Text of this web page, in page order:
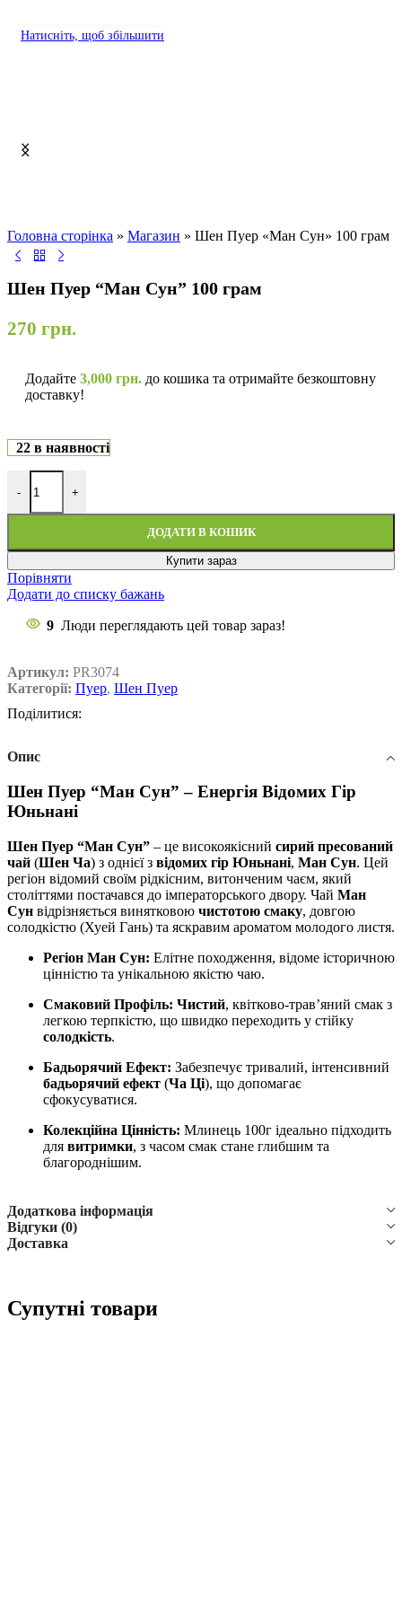
Натисніть, щоб збільшити
Головна сторінка » Магазин » Шен Пуер «Ман Сун» 100 грам
Шен Пуер “Ман Сун” 100 грам
270 грн.
Додайте 3,000 грн. до кошика та отримайте безкоштовну
доставку!
22 в наявності
- +
ДОДАТИ В КОШИК
Купити зараз
Порівняти
Додати до списку бажань
9 Люди переглядають цей товар зараз!
Артикул: PR3074
Категорії: Пуер, Шен Пуер
Поділитися:
Опис
Шен Пуер “Ман Сун” – Енергія Відомих Гір
Юньнані
Шен Пуер “Ман Сун” – це високоякісний сирий пресований
чай (Шен Ча) з однієї з відомих гір Юньнані, Ман Сун. Цей
регіон відомий своїм рідкісним, витонченим чаєм, який
століттями постачався до імператорського двору. Чай Ман
Сун відрізняється винятковою чистотою смаку, довгою
солодкістю (Хуей Гань) та яскравим ароматом молодого листя.
Регіон Ман Сун: Елітне походження, відоме історичною
цінністю та унікальною якістю чаю.
Смаковий Профіль: Чистий, квітково-трав’яний смак з
легкою терпкістю, що швидко переходить у стійку
солодкість.
Бадьорячий Ефект: Забезпечує тривалий, інтенсивний
бадьорячий ефект (Ча Ці), що допомагає
сфокусуватися.
Колекційна Цінність: Млинець 100г ідеально підходить
для витримки, з часом смак стане глибшим та
благороднішим.
Додаткова інформація
Відгуки (0)
Доставка
Супутні товари